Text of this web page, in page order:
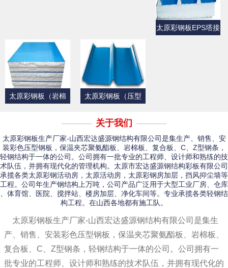
太原彩钢板EPS塔接
太原彩钢板（岩棉
太原彩钢板（压型
关于我们
太原彩钢板生产厂家-山西宏达盛源钢结构有限公司是集生产、销售、安
装彩色压型钢板，保温夹芯聚氨酯板、岩棉板、复合板、C、Z型钢条，
轻钢结构于一体的公司。公司拥有一批专业的工程师、设计师和熟练的技
术队伍，并拥有现代化的管理机构。太原市宏达盛源钢结构彩板有限公司
承揽各类太原彩钢活动房，太原活动房，太原彩钢房加层，挡风抑尘墙等
工程。公司年生产钢结构上万吨，公司产品广泛用于大型工业厂房、仓库
、体育馆、医院、搅拌站、楼房加层、净化车间等。专业承揽各类轻钢结
构工程。在山西各地都有施工队。
太原彩钢板生产厂家-山西宏达盛源钢结构有限公司是集生
产、销售、安装彩色压型钢板，保温夹芯聚氨酯板、岩棉板、
复合板、C、Z型钢条，轻钢结构于一体的公司。公司拥有一
批专业的工程师、设计师和熟练的技术队伍，并拥有现代化的